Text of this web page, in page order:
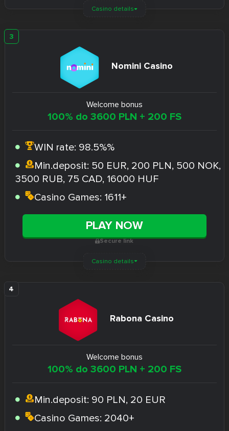
Casino details
Nomini Casino
Welcome bonus
100% do 3600 PLN + 200 FS
WIN rate: 98.5%%
Min.deposit: 50 EUR, 200 PLN, 500 NOK,
3500 RUB, 75 CAD, 16000 HUF
Casino Games: 1611+
PLAY NOW
Secure link
Casino details
Rabona Casino
Welcome bonus
100% do 3600 PLN + 200 FS
Min.deposit: 90 PLN, 20 EUR
Casino Games: 2040+